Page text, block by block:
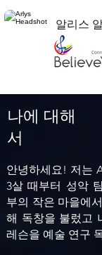
알리스
나에 대해
서
안녕하세요! 저는
3살 때부터 성악
부의 작은 마을에
해 독창을 불렀고
레슨을 예술 연구